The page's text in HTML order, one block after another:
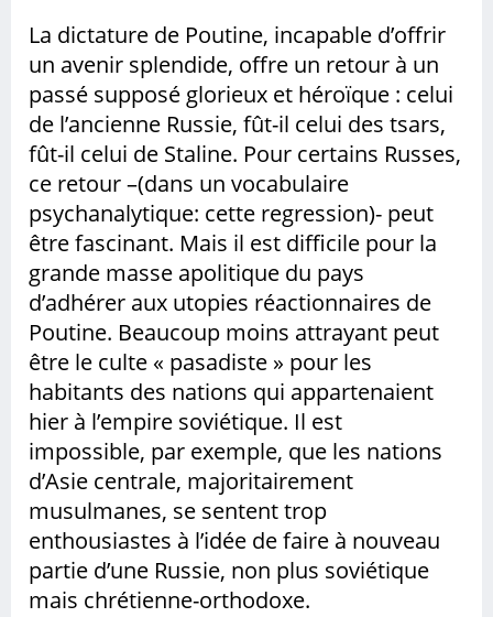
La dictature de Poutine, incapable d’offrir
un avenir splendide, offre un retour à un
passé supposé glorieux et héroïque : celui
de l’ancienne Russie, fût-il celui des tsars,
fût-il celui de Staline. Pour certains Russes,
ce retour –(dans un vocabulaire
psychanalytique: cette regression)- peut
être fascinant. Mais il est difficile pour la
grande masse apolitique du pays
d’adhérer aux utopies réactionnaires de
Poutine. Beaucoup moins attrayant peut
être le culte « pasadiste » pour les
habitants des nations qui appartenaient
hier à l’empire soviétique. Il est
impossible, par exemple, que les nations
d’Asie centrale, majoritairement
musulmanes, se sentent trop
enthousiastes à l’idée de faire à nouveau
partie d’une Russie, non plus soviétique
mais chrétienne-orthodoxe.